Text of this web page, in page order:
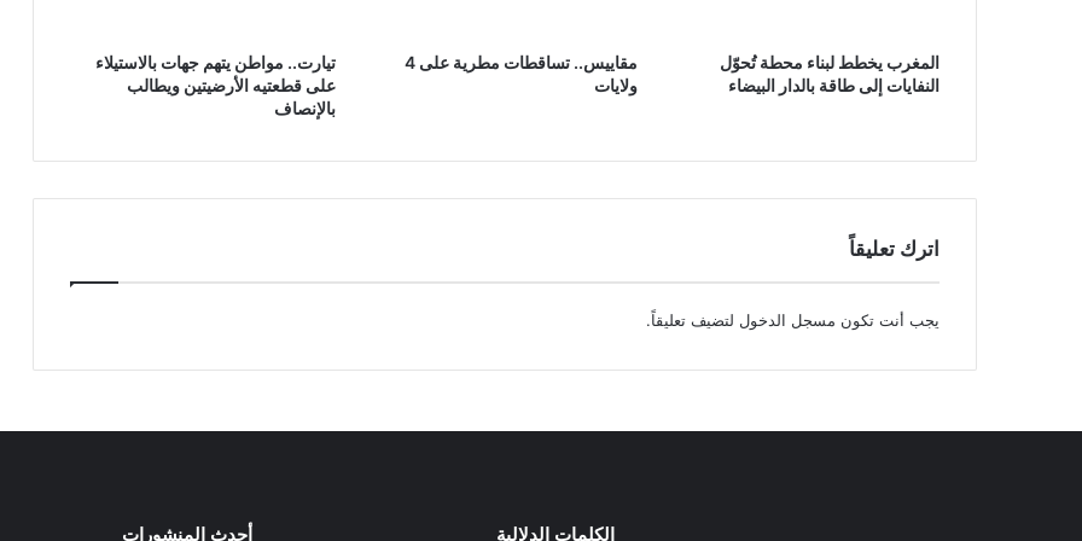
تيارت.. مواطن يتهم جهات بالاستيلاء
على قطعتيه الأرضيتين ويطالب
بالإنصاف
مقاييس.. تساقطات مطرية على 4
ولايات
المغرب يخطط لبناء محطة تُحوّل
النفايات إلى طاقة بالدار البيضاء
اترك تعليقاً
يجب أنت تكون مسجل الدخول لتضيف تعليقاً.
أحدث المنشورات الكلمات الدلالية